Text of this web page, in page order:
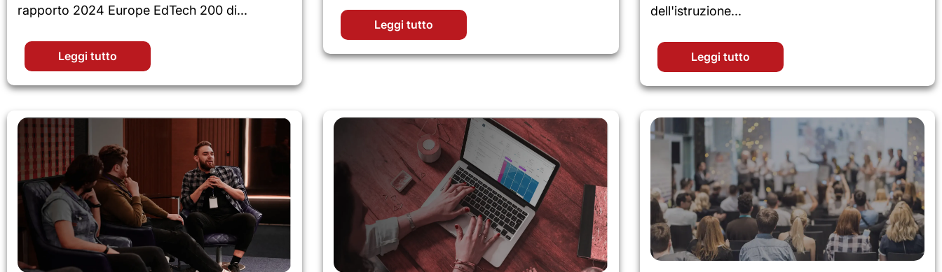
rapporto 2024 Europe EdTech 200 di...
Leggi tutto
Leggi tutto
dell'istruzione...
Leggi tutto